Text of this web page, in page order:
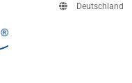
Deutschland